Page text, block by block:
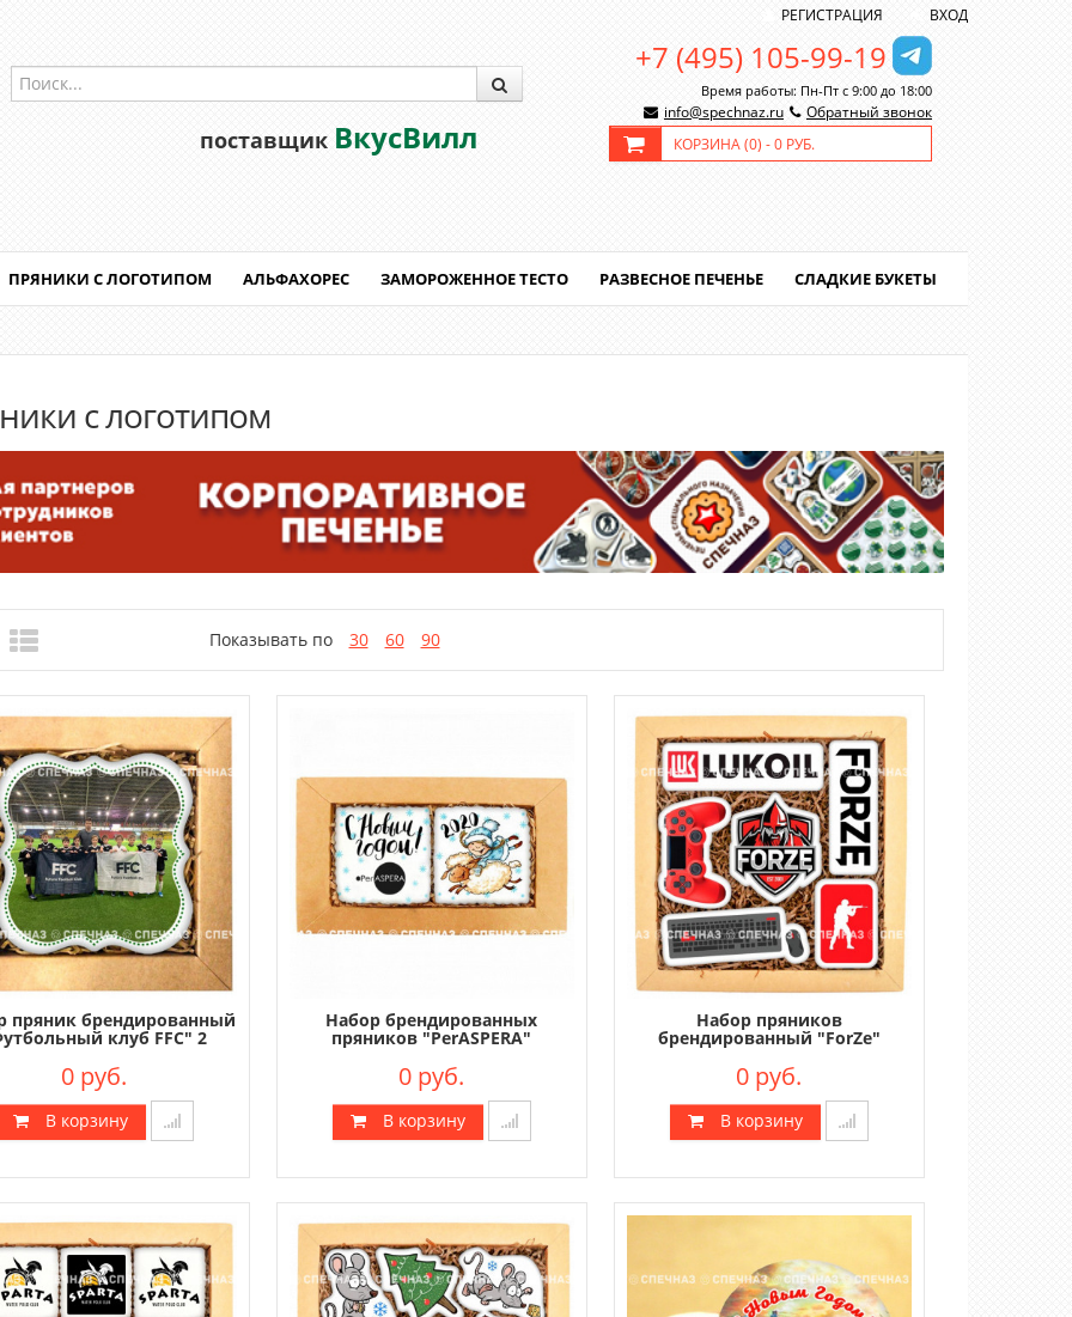
РЕГИСТРАЦИЯ ВХОД
поставщик ВкусВилл
+7 (495) 105-99-19
Время работы: Пн-Пт с 9:00 до 18:00
info@spechnaz.ru
Обратный звонок
КОРЗИНА (0) -0 РУБ.
ПРЯНИКИ С ЛОГОТИПОМ АЛЬФАХОРЕС ЗАМОРОЖЕННОЕ ТЕСТО РАЗВЕСНОЕ ПЕЧЕНЬЕ СЛАДКИЕ БУКЕТЫ
с логотипом
Показывать по 30 60 90
пряник брендированный
клуб FFC" 2
0 руб.
В корзину
Набор брендированных
пряников "PerASPERA"
0 руб.
В корзину
Набор пряников
брендированный "ForZe"
0 руб.
В корзину